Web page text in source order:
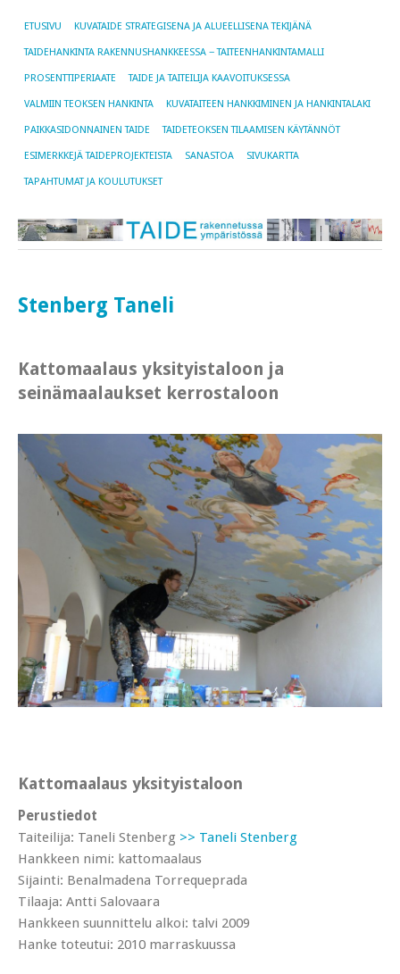
ETUSIVU KUVATAIDE STRATEGISENA JA ALUEELLISENA TEKIJÄNÄ
TAIDEHANKINTA RAKENNUSHANKKEESSA − TAITEENHANKINTAMALLI
PROSENTTIPERIAATE TAIDE JA TAITEILIJA KAAVOITUKSESSA
VALMIIN TEOKSEN HANKINTA KUVATAITEEN HANKKIMINEN JA HANKINTALAKI
PAIKKASIDONNAINEN TAIDE TAIDETEOKSEN TILAAMISEN KÄYTÄNNÖT
ESIMERKKEJÄ TAIDEPROJEKTEISTA SANASTOA SIVUKARTTA
TAPAHTUMAT JA KOULUTUKSET
Stenberg Taneli
Kattomaalaus yksityistaloon ja
seinämaalaukset kerrostaloon
Kattomaalaus yksityistaloon
Perustiedot
Taiteilija: Taneli Stenberg >> Taneli Stenberg
Hankkeen nimi: kattomaalaus
Sijainti: Benalmadena Torrequeprada
Tilaaja: Antti Salovaara
Hankkeen suunnittelu alkoi: talvi 2009
Hanke toteutui: 2010 marraskuussa